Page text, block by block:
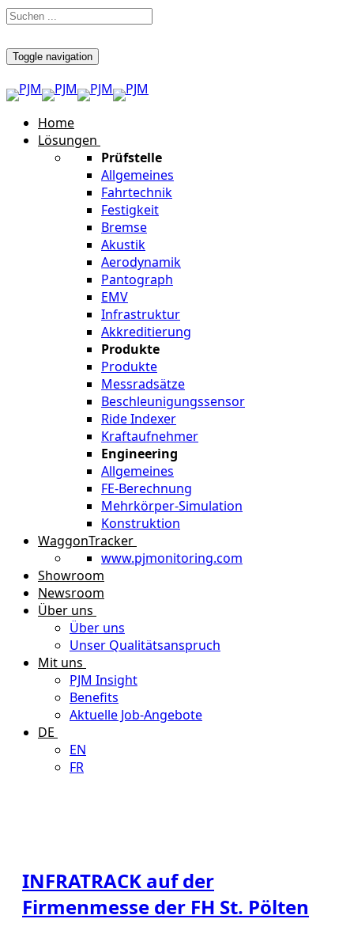
Toggle navigation
Home
Lösungen
Prüfstelle
Allgemeines
Fahrtechnik
Festigkeit
Bremse
Akustik
Aerodynamik
Pantograph
EMV
Infrastruktur
Akkreditierung
Produkte
Produkte
Messradsätze
Beschleunigungssensor
Ride Indexer
Kraftaufnehmer
Engineering
Allgemeines
FE-Berechnung
Mehrkörper-Simulation
Konstruktion
WaggonTracker
www.pjmonitoring.com
Showroom
Newsroom
Über uns
Über uns
Unser Qualitätsanspruch
Mit uns
PJM Insight
Benefits
Aktuelle Job-Angebote
DE
EN
FR
INFRATRACK auf der
Firmenmesse der FH St. Pölten